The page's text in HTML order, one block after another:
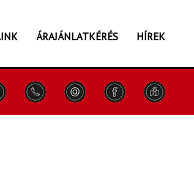
ÁRAJÁNLATKÉRÉS HÍREK